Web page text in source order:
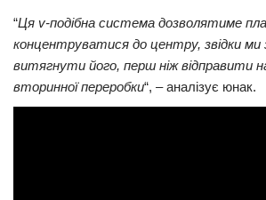
Суспільство
Культура
Шоу-біз
“Ця v-подібна система дозволятиме
концентруватися до центру, звідки ми
витягнути його, перш ніж відправити
вторинної переробки“, – аналізує юнак.